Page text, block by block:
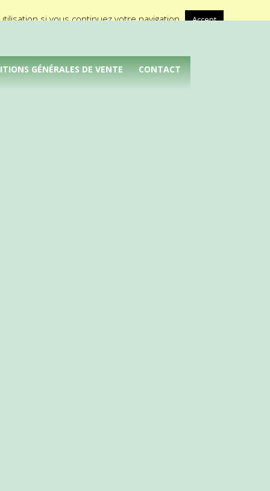
A propos de Médical Promotion
GÉNÉRALES DE VENTE CONTACT
si vous continuez votre navigation. Accept